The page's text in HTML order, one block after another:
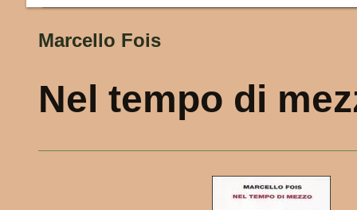
Marcello Fois
Nel tempo di